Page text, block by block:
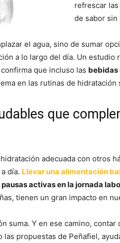
refrescar
de sabor sin
el agua, sino de sumar
a lo largo del día. Un
que incluso las bebidas
en las rutinas de
que
adecuada con otros
día. Llevar una alimentación
activas en la jornada
tienen un gran impacto en
suma. Y en ese camino,
las propuestas de Peñafiel,